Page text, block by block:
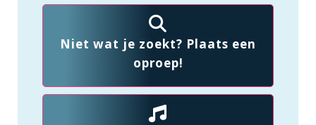
Niet wat je zoekt? Plaats een
oproep!